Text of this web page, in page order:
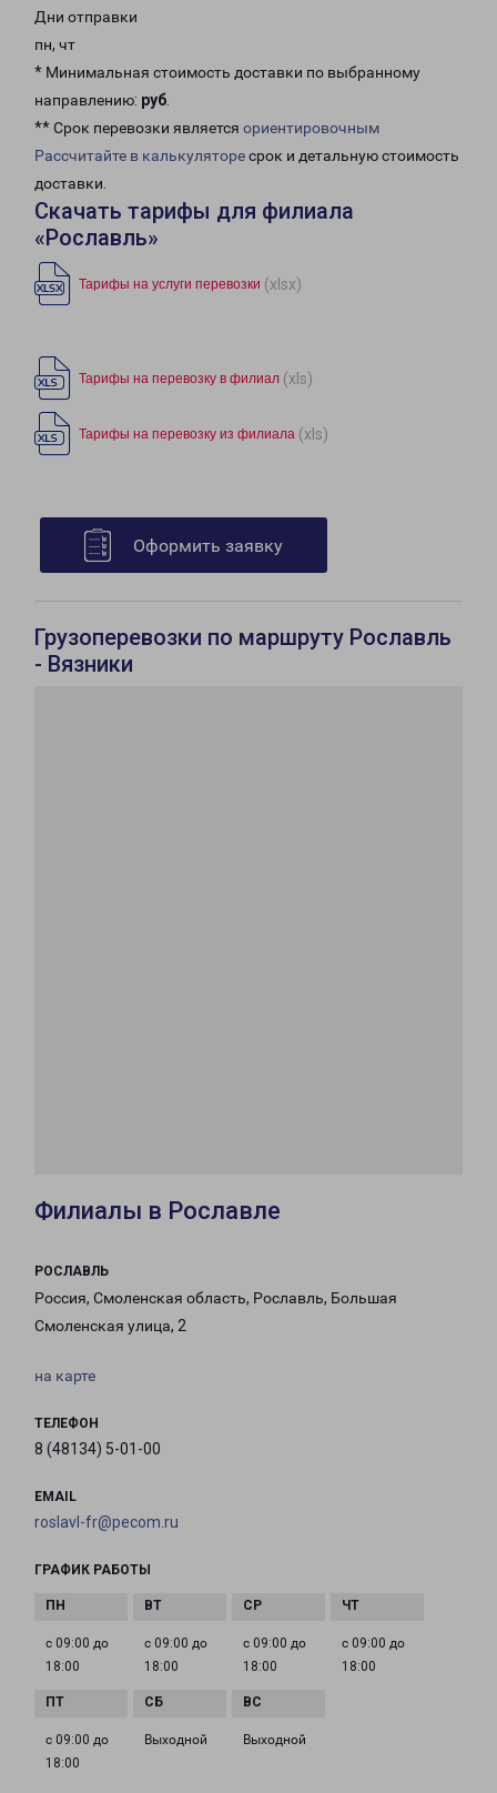
Дни отправки
пн, чт
* Минимальная стоимость доставки по выбранному
направлению: руб.
** Срок перевозки является ориентировочным
Рассчитайте в калькуляторесрок и детальную стоимость
доставки.
Скачать тарифы для филиала
«Рославль»
Тарифы на услуги перевозки (xlsx)
Тарифы на перевозку в филиал (xls)
Тарифы на перевозку из филиала (xls)
Оформить заявку
Грузоперевозки по маршруту Рославль
- Вязники
Филиалы в Рославле
РОСЛАВЛЬ
Россия, Смоленская область, Рославль, Большая
Смоленская улица, 2
на карте
ТЕЛЕФОН
8 (48134) 5-01-00
EMAIL
roslavl-fr@pecom.ru
ГРАФИК РАБОТЫ
с 09:00 до
18:00
с 09:00 до
18:00
с 09:00 до
18:00
с 09:00 до
18:00
с 09:00 до
18:00
Выходной Выходной